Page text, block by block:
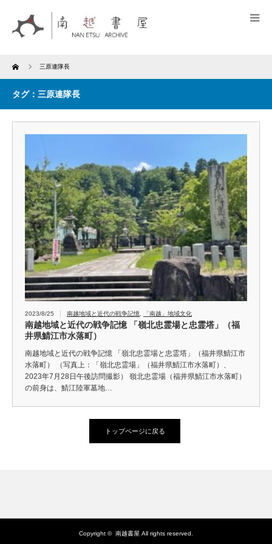
Home 三原連隊長
タグ：三原連隊長
2023/8/25 南越地域と近代の戦争記憶 「南越」地域文化
南越地域と近代の戦争記憶 「嶺北忠霊場と忠霊塔」（福
井県鯖江市水落町）
南越地域と近代の戦争記憶 「嶺北忠霊場と忠霊塔」（福井県鯖江市
水落町） （写真上：「嶺北忠霊場」（福井県鯖江市水落町）、
2023年7月28日午後訪問撮影） 嶺北忠霊場（福井県鯖江市水落町）
の前身は、鯖江陸軍墓地…
トップページに戻る
Copyright © 南越書屋 All rights reserved.